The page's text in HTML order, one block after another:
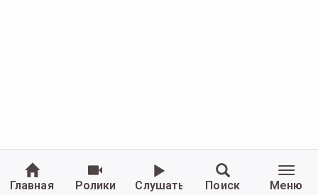
Главная Ролики Слушать Поиск Меню